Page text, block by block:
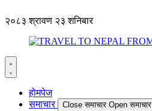
२०८३ श्रावण २३ शनिबार
होमपेज
समाचार
Close समाचार Open समाचार